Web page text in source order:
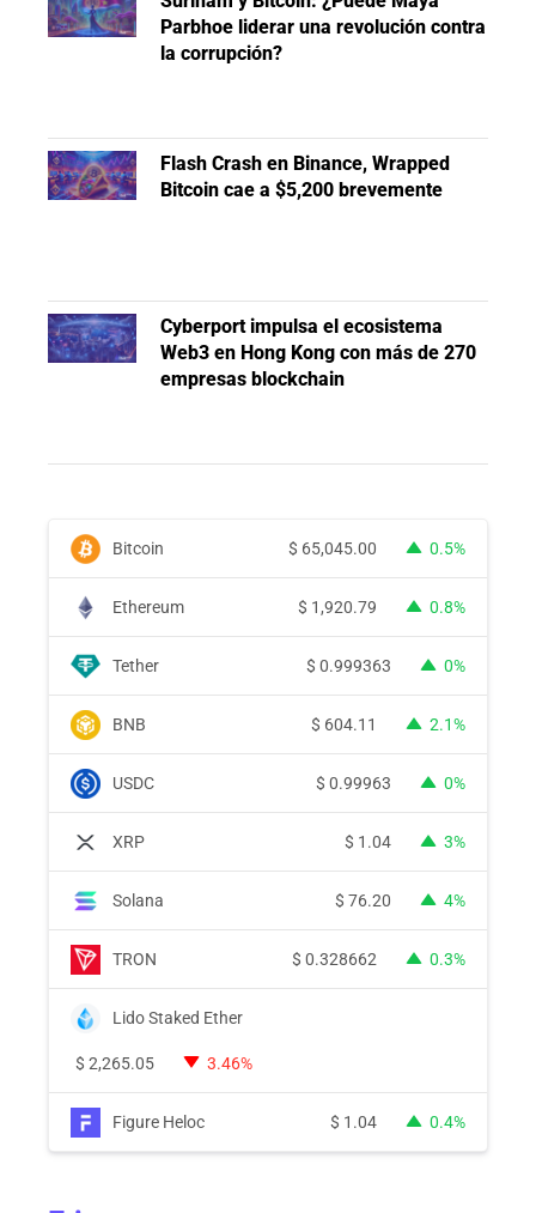
Parbhoe liderar una revolución contra
la corrupción?
Flash Crash en Binance, Wrapped
Bitcoin cae a $5,200 brevemente
Cyberport impulsa el ecosistema
Web3 en Hong Kong con más de 270
empresas blockchain
Bitcoin $ 65,045.00 0.5%
Ethereum $ 1,920.79 0.8%
Tether $ 0.999363 0%
BNB $ 604.11 2.1%
USDC $ 0.99963 0%
XRP $ 1.04 3%
Solana $ 76.20 4%
TRON $ 0.328662 0.3%
Lido Staked Ether
$ 2,265.05 3.46%
Figure Heloc $ 1.04 0.4%